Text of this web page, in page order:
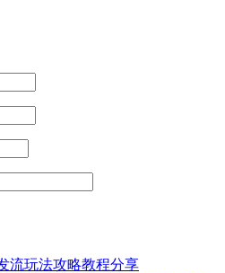
流玩法攻略教程分享